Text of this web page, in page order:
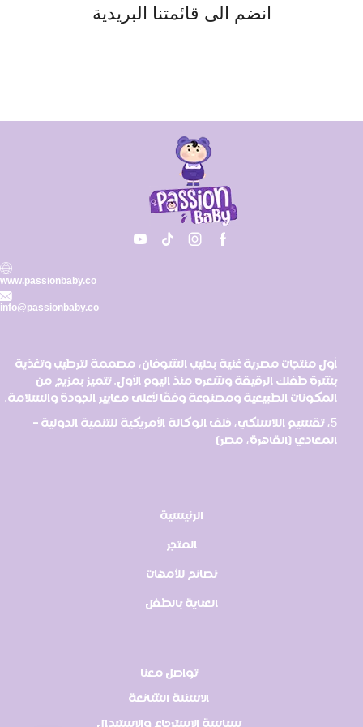
انضم الى قائمتنا البريدية
www.passionbaby.co
info@passionbaby.co
أول منتجات مصرية غنية بحليب الشوفان، مصممة لترطيب وتغذية
بشرة طفلك الرقيقة وشعره منذ اليوم الأول. تتميز بمزيج من
المكونات الطبيعية ومصنوعة وفقًا لأعلى معايير الجودة والسلامة.
5، تقسيم اللاسلكي، خلف الوكالة الأمريكية للتنمية الدولية -
المعادي (القاهرة، مصر)
الرئيسية
المتجر
نصائح للأمهات
العناية بالطفل
تواصل معنا
الاسئلة الشائعة
سياسة الاسترجاع والاستبدال